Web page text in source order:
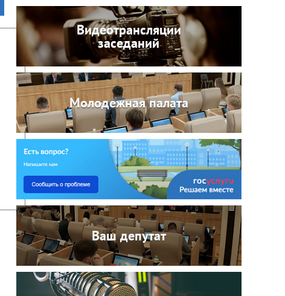
Видеотрансляции
заседаний
Молодежная палата
Ваш депутат